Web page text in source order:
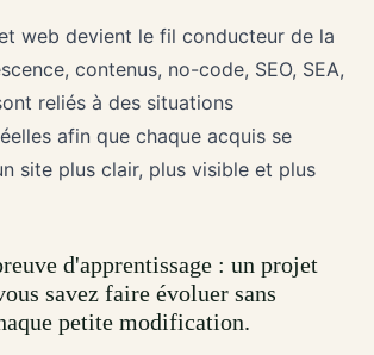
web devient le fil conducteur de la
contenus, no-code, SEO, SEA,
reliés à des situations
afin que chaque acquis se
site plus clair, plus visible et plus
d'apprentissage : un projet
savez faire évoluer sans
petite modification.